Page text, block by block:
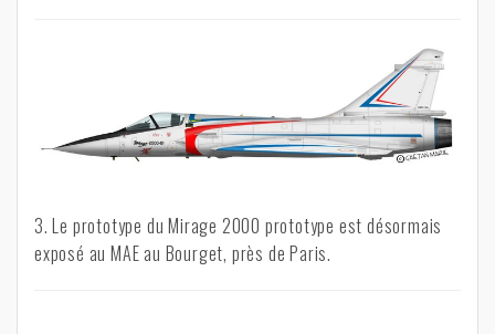
3. Le prototype du Mirage 2000 prototype est désormais
exposé au MAE au Bourget, près de Paris.